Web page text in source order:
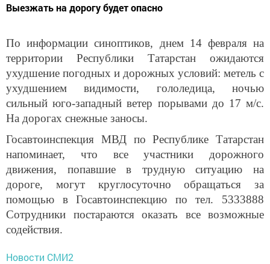
Выезжать на дорогу будет опасно
По информации синоптиков, днем 14 февраля на
территории Республики Татарстан ожидаются
ухудшение погодных и дорожных условий: метель с
ухудшением видимости, гололедица, ночью
сильный юго-западный ветер порывами до 17 м/с.
На дорогах снежные заносы.
Госавтоинспекция МВД по Республике Татарстан
напоминает, что все участники дорожного
движения, попавшие в трудную ситуацию на
дороге, могут круглосуточно обращаться за
помощью в Госавтоинспекцию по тел. 5333888
Сотрудники постараются оказать все возможные
содействия.
Новости СМИ2